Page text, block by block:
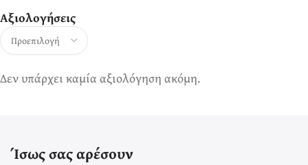
Αξιολογήσεις
Δεν υπάρχει καμία αξιολόγηση ακόμη.
Ίσως σας αρέσουν